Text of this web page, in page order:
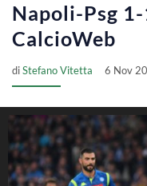
Napoli-Psg
CalcioWeb
diStefano Vitetta 6 Nov